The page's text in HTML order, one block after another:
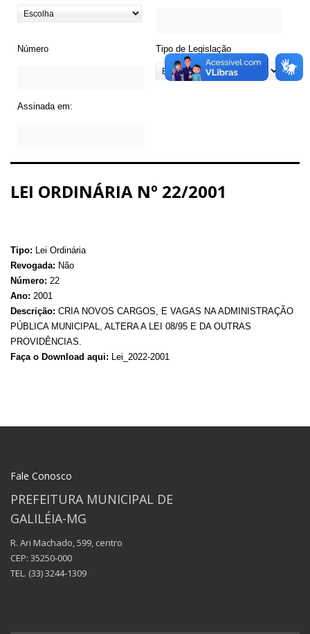
Número Tipo de Legislação
Assinada em:
LEI ORDINÁRIA Nº 22/2001
Tipo: Lei Ordinária
Revogada: Não
Número: 22
Ano: 2001
Descrição: CRIA NOVOS CARGOS, E VAGAS NA ADMINISTRAÇÃO
PÚBLICA MUNICIPAL, ALTERA A LEI 08/95 E DA OUTRAS
PROVIDÊNCIAS.
Faça o Download aqui: Lei_2022-2001
Fale Conosco
PREFEITURA MUNICIPAL DE
GALILÉIA-MG
R. Ari Machado, 599, centro
CEP: 35250-000
TEL. (33) 3244-1309